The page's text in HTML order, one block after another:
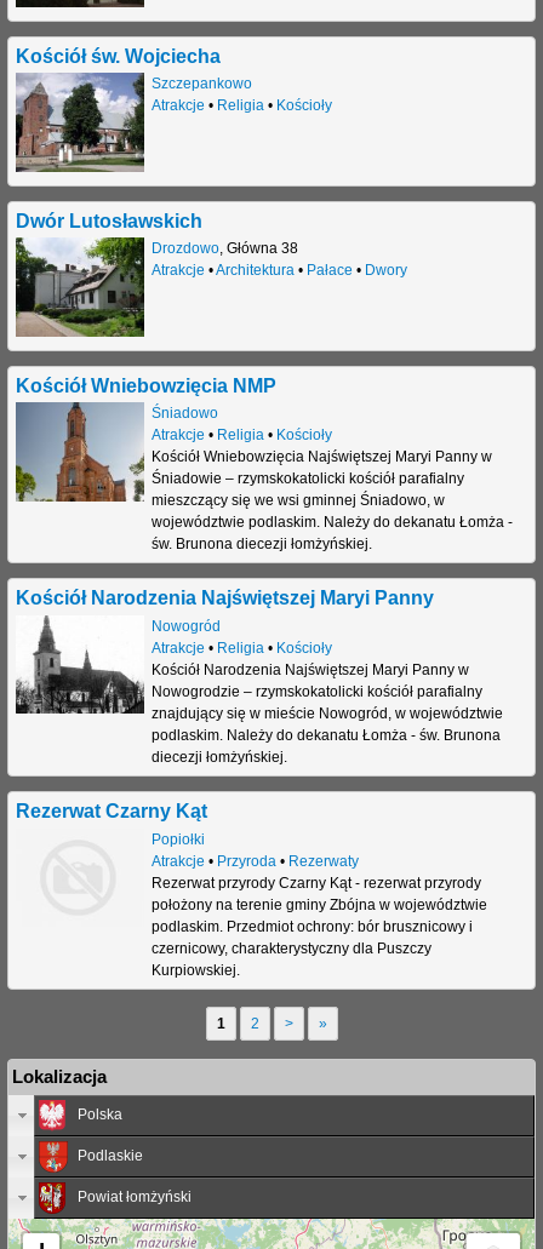
Kościół św. Wojciecha
Szczepankowo
Atrakcje • Religia• Kościoły
Dwór Lutosławskich
Drozdowo, Główna 38
Atrakcje •Architektura• Pałace • Dwory
Kościół Wniebowzięcia NMP
Śniadowo
Atrakcje • Religia• Kościoły
Kościół Wniebowzięcia Najświętszej Maryi Panny w
Śniadowie – rzymskokatolicki kościół parafialny
mieszczący się we wsi gminnej Śniadowo, w
województwie podlaskim. Należy do dekanatu Łomża -
św. Brunona diecezji łomżyńskiej.
Kościół Narodzenia Najświętszej Maryi Panny
Nowogród
Atrakcje • Religia• Kościoły
Kościół Narodzenia Najświętszej Maryi Panny w
Nowogrodzie – rzymskokatolicki kościół parafialny
znajdujący się w mieście Nowogród, w województwie
podlaskim. Należy do dekanatu Łomża - św. Brunona
diecezji łomżyńskiej.
Rezerwat Czarny Kąt
Popiołki
Atrakcje • Przyroda• Rezerwaty
Rezerwat przyrody Czarny Kąt - rezerwat przyrody
położony na terenie gminy Zbójna w województwie
podlaskim. Przedmiot ochrony: bór brusznicowy i
czernicowy, charakterystyczny dla Puszczy
Kurpiowskiej.
o
n
y
1 2 > »
Lokalizacja
Polska
Podlaskie
Powiat łomżyński